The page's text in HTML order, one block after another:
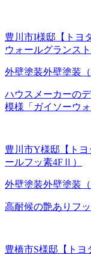
豊川市I様邸【トヨ
ウォールグランスト
外壁塗装外壁塗装
ハウスメーカーの
模様「ガイソーウ
豊川市Y様邸【ト
ールフッ素4FⅡ）
外壁塗装外壁塗装
高耐候の艶ありフ
豊橋市S様邸【トヨ